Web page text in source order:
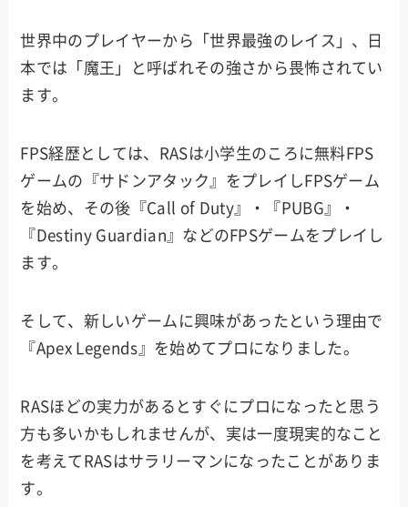
世界中のプレイヤーから「世界最強のレイス」、日
本では「魔王」と呼ばれその強さから畏怖されてい
ます。
FPS経歴としては、RASは小学生のころに無料FPS
ゲームの『サドンアタック』をプレイしFPSゲーム
を始め、その後『Call of Duty』・『PUBG』・
『Destiny Guardian』などのFPSゲームをプレイし
ます。
そして、新しいゲームに興味があったという理由で
『Apex Legends』を始めてプロになりました。
RASほどの実力があるとすぐにプロになったと思う
方も多いかもしれませんが、実は一度現実的なこと
を考えてRASはサラリーマンになったことがありま
す。